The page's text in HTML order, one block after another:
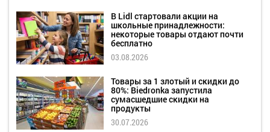
В Lidl стартовали акции на
школьные принадлежности:
некоторые товары отдают почти
бесплатно
03.08.2026
Товары за 1 злотый и скидки до
80%: Biedronka запустила
сумасшедшие скидки на
продукты
30.07.2026